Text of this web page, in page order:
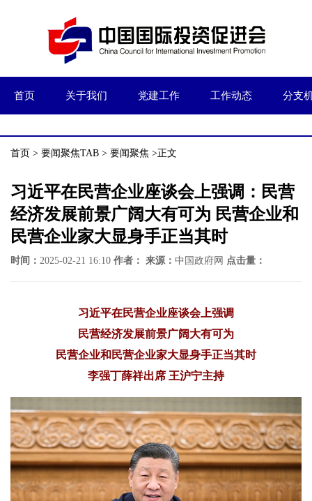
首页 关于我们 党建工作 工作动态 分支
首页 > 要闻聚焦TAB > 要闻聚焦 >正文
习近平在民营企业座谈会上强调：民营
经济发展前景广阔大有可为 民营企业和
民营企业家大显身手正当其时
时间： 2025-02-21 16:10 作者： 来源： 中国政府网 点击量：
习近平在民营企业座谈会上强调
民营经济发展前景广阔大有可为
民营企业和民营企业家大显身手正当其时
李强丁薛祥出席 王沪宁主持